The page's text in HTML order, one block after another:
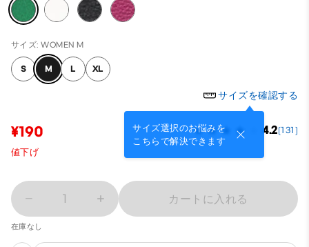
サイズ: WOMEN M
S M L XL
サイズを確認する
サイズ選択のお悩みを
こちらで解決できます
¥190 4.2(131)
値下げ
1 カートに入れる
在庫なし